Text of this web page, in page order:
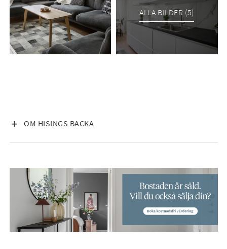
ALLA BILDER (5)
OM HISINGS BACKA
VISA INNEHÅLL